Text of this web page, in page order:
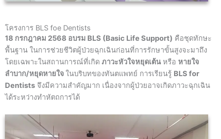
โครงการ BLS foe Dentists
18 กรกฎาคม 2568 อบรม BLS (Basic Life Support) คือชุดทักษะ
พื้นฐาน ในการช่วยชีวิตผู้ป่วยฉุกเฉินก่อนที่การรักษาขั้นสูงจะมาถึง
โดยเฉพาะในสถานการณ์ที่เกิด ภาวะหัวใจหยุดเต้น หรือ หายใจ
ลำบาก/หยุดหายใจ ในบริบทของทันตแพทย์ การเรียนรู้ BLS for
Dentists จึงมีความสำคัญมาก เนื่องจากผู้ป่วยอาจเกิดภาวะฉุกเฉิน
ได้ระหว่างทำหัตถการได้